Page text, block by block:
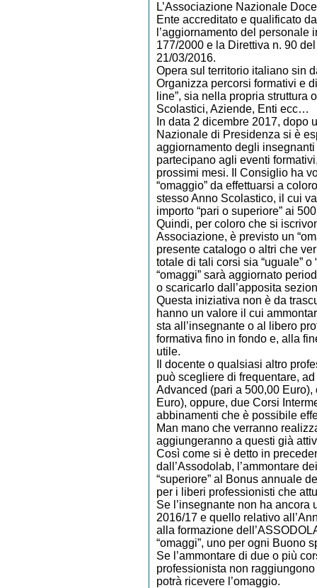
L’Associazione Nazionale
Ente accreditato e qualificato
l’aggiornamento del
177/2000 e la Direttiva n. 90
21/03/2016.
Opera sul territorio italiano sin
Organizza percorsi formativi e
line”, sia nella propria struttura
Scolastici, Aziende, Enti ecc…
In data 2 dicembre 2017, dopo
Nazionale di Presidenza si è
aggiornamento degli
partecipano agli eventi
prossimi mesi. Il Consiglio ha
“omaggio” da effettuarsi a
stesso Anno Scolastico, il cui
importo “pari o superiore” ai
Quindi, per coloro che si
Associazione, è previsto un
presente catalogo o altri che
totale di tali corsi sia “uguale”
“omaggi” sarà aggiornato
o scaricarlo dall’apposita
Questa iniziativa non è da
hanno un valore il cui
sta all’insegnante o al libero
formativa fino in fondo e, alla
utile.
Il docente o qualsiasi altro
può scegliere di frequentare,
Advanced (pari a 500,00
Euro), oppure, due Corsi
abbinamenti che è possibile
Man mano che verranno
aggiungeranno a questi già
Così come si è detto in
dall’Assodolab, l’ammontare
“superiore” al Bonus annuale
per i liberi professionisti che
Se l’insegnante non ha
2016/17 e quello relativo
alla formazione
“omaggi”, uno per ogni Buono
Se l’ammontare di due o più
professionista non
potrà ricevere l’omaggio.